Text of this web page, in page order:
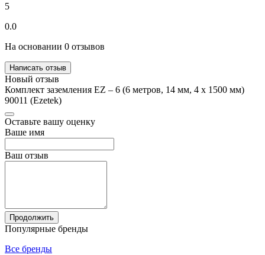
5
0.0
На основании 0 отзывов
Написать отзыв
Новый отзыв
Комплект заземления EZ – 6 (6 метров, 14 мм, 4 х 1500 мм)
90011 (Ezetek)
Оставьте вашу оценку
Ваше имя
Ваш отзыв
Продолжить
Популярные бренды
Все бренды